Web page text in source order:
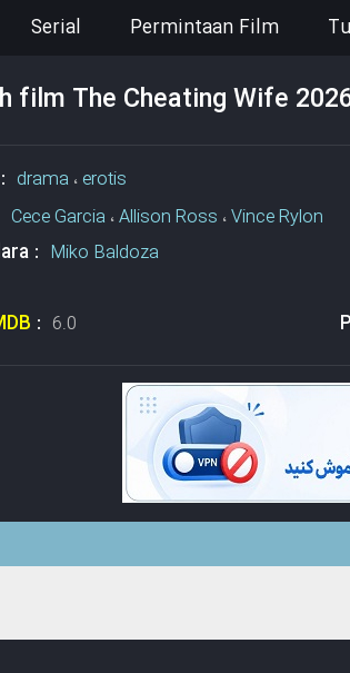
Serial Permintaan Film
film The Cheating Wife
drama ، erotis
Cece Garcia ،Allison Ross ،Vince Rylon
: Miko Baldoza
: 6.0